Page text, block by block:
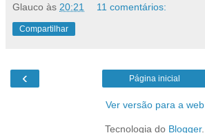
Glauco às 20:21 11 comentários:
Compartilhar
‹ Página inicial
Ver versão para a web
Tecnologia do Blogger.